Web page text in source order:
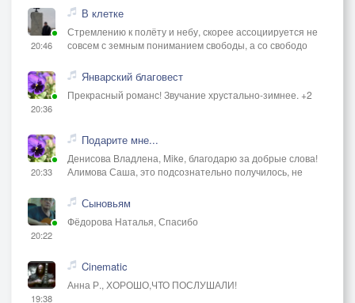
20:46
В клетке
Стремлению к полёту и небу, скорее ассоциируется не
совсем с земным пониманием свободы, а со свободо
20:36
Январский благовест
Прекрасный романс! Звучание хрустально-зимнее. +2
20:33
Подарите мне...
Денисова Владлена, Mike, благодарю за добрые слова!
Алимова Саша, это подсознательно получилось, не
20:22
Сыновьям
Фёдорова Наталья, Спасибо
19:38
Cinematic
Анна Р., ХОРОШО,ЧТО ПОСЛУШАЛИ!